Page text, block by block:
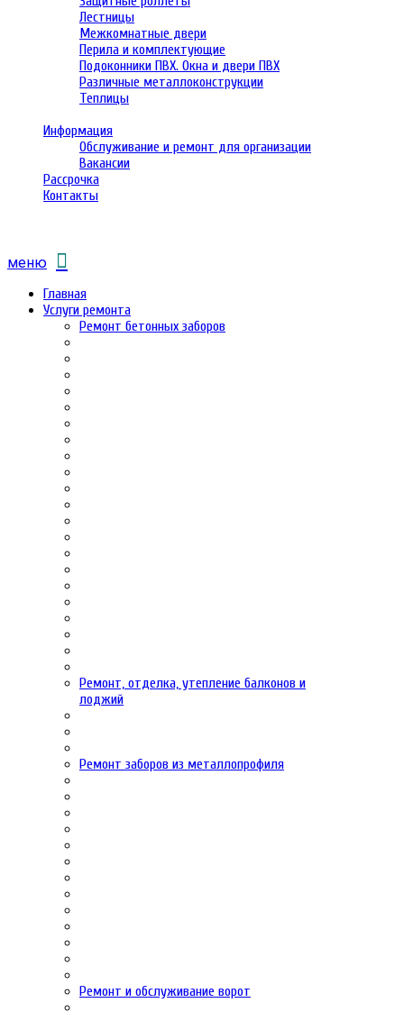
Лестницы
Межкомнатные двери
Перила и комплектующие
Подоконники ПВХ. Окна и двери ПВХ
Различные металлоконструкции
Теплицы
Информация
Обслуживание и ремонт для организации
Вакансии
Рассрочка
Контакты
меню
Главная
Услуги ремонта
Ремонт бетонных заборов
Ремонт, отделка, утепление балконов и
лоджий
Ремонт заборов из металлопрофиля
Ремонт и обслуживание ворот